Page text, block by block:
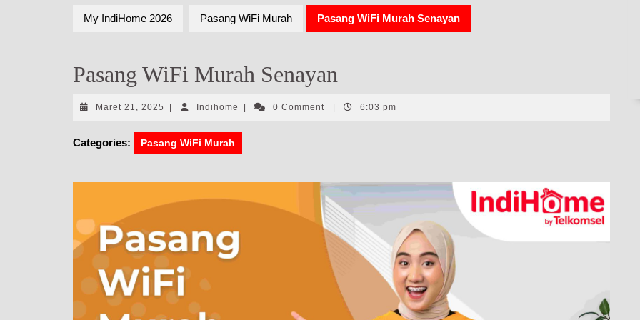
My IndiHome 2026 Pasang WiFi Murah Pasang WiFi Murah Senayan
Pasang WiFi Murah Senayan
Maret 21, 2025 Maret
2025
Indihome Indihome0 Comment 6:03 pm
Categories: Pasang WiFi Murah